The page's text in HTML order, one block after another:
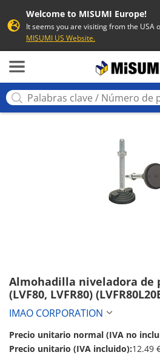
Welcome to MISUMI Europe!
It seems you are visiting from the USA
MISUMI US Website.
Almohadilla niveladora de
(LVF80, LVFR80)
IMAO CORPORATION
Precio unitario normal (IVA no
Precio unitario (IVA incluido):12.49